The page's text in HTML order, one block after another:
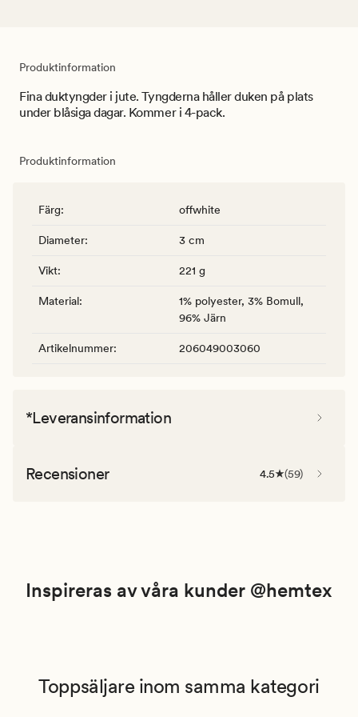
Produktinformation
Fina duktyngder i jute. Tyngderna håller duken på plats
under blåsiga dagar. Kommer i 4-pack.
Produktinformation
Färg: offwhite
Diameter: 3 cm
Vikt: 221 g
Material:
1% polyester, 3% Bomull,
96% Järn
Artikelnummer: 206049003060
*Leveransinformation
Recensioner 4.5 (59)
Inspireras av våra kunder @hemtex
Toppsäljare inom samma kategori